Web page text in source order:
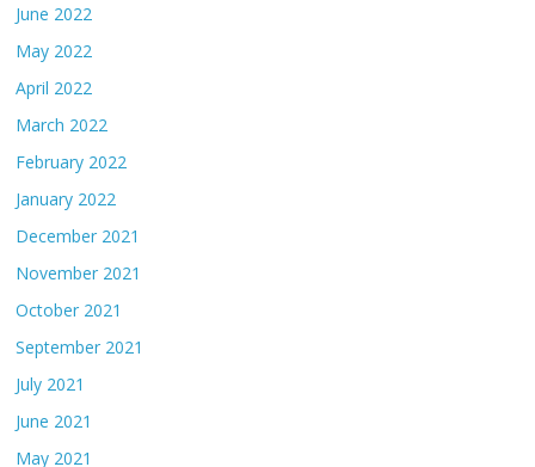
June 2022
May 2022
April 2022
March 2022
February 2022
January 2022
December 2021
November 2021
October 2021
September 2021
July 2021
June 2021
May 2021